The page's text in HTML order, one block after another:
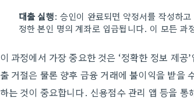
대출 실행: 승인이 완료되면 약정서를 작성하
정한 본인 명의 계좌로 입금됩니다. 이 모든
이 과정에서 가장 중요한 것은 ‘정확한 정보 제
출 거절은 물론 향후 금융 거래에 불이익을 받을
하는 것이 중요합니다. 신용점수 관리 앱 등을